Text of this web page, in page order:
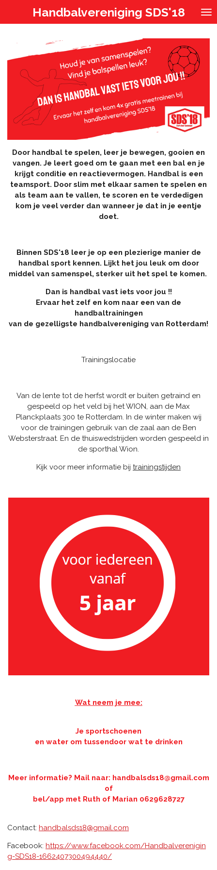
hoofdinhoud
Handbalvereniging SDS'18
Door handbal te spelen, leer je bewegen, gooien en
vangen. Je leert goed om te gaan met een bal en je
krijgt conditie en reactievermogen. Handbal is een
teamsport. Door slim met elkaar samen te spelen en
als team aan te vallen, te scoren en te verdedigen
kom je veel verder dan wanneer je dat in je eentje
doet.
Binnen SDS'18 leer je op een plezierige manier de
handbal sport kennen. Lijkt het jou leuk om door
middel van samenspel, sterker uit het spel te komen.
Dan is handbal vast iets voor jou !!
Ervaar het zelf en kom naar een van de
handbaltrainingen
van de gezelligste handbalvereniging van Rotterdam!
Trainingslocatie
Van de lente tot de herfst wordt er buiten getraind en
gespeeld op het veld bij het WION, aan de Max
Planckplaats 300 te Rotterdam. In de winter maken wij
voor de trainingen gebruik van de zaal aan de Ben
Websterstraat. En de thuiswedstrijden worden gespeeld in
de sporthal Wion.
Kijk voor meer informatie bij trainingstijden
Wat neem je mee:
Je sportschoenen
en water om tussendoor wat te drinken
Meer informatie? Mail naar: handbalsds18@gmail.com
of
bel/app met Ruth of Marian 0629628727
Contact: handbalsds18@gmail.com
Facebook: https://www.facebook.com/Handbalverenigin
g-SDS18-1662407300494440/